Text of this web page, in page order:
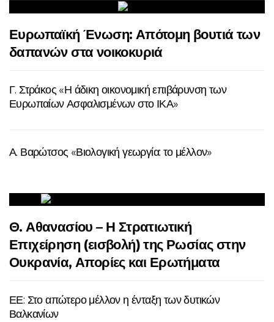
Ευρωπαϊκή Ένωση: Απότομη βουτιά των
δαπανών στα νοικοκυριά
Γ. Στράκος «Η άδικη οικονομική επιβάρυνση των
Ευρωπαίων Ασφαλισμένων στο ΙΚΑ»
Α. Βαρώτσος «Βιολογική γεωργία: το μέλλον»
Θ. Αθανασίου – Η Στρατιωτική
Επιχείρηση (εισβολή) της Ρωσίας στην
Ουκρανία, Απορίες και Ερωτήματα
ΕΕ: Στο απώτερο μέλλον η ένταξη των δυτικών
Βαλκανίων